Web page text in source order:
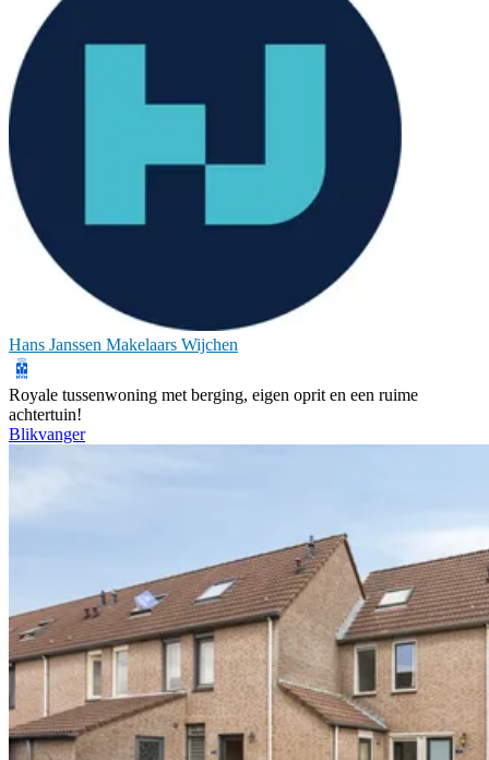
Hans Janssen Makelaars Wijchen
Royale tussenwoning met berging, eigen oprit en een ruime
achtertuin!
Blikvanger